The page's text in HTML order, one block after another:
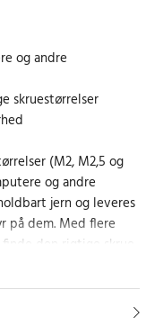
og andre
skruestørrelser
(M2, M2,5 og
og andre
jern og leveres
på dem. Med flere
den rigtige skrue
for alle,
på deres